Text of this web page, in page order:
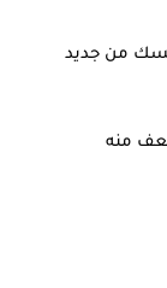
من جديد
منه